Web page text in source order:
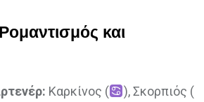
και
Καρκίνος (
), Σκορπιός (